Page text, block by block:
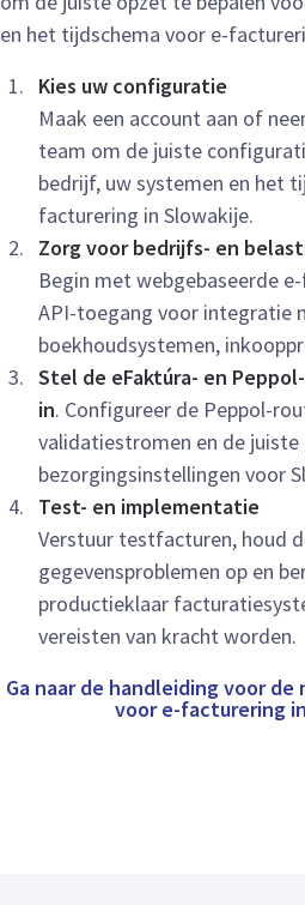
en het tijdschema voor e-
Kies uw configuratie
Maak een account aan of
team om de juiste
bedrijf, uw systemen en het
facturering in Slowakije.
Zorg voor bedrijfs- en
Begin met webgebaseerde
API-toegang voor integratie
boekhoudsystemen,
Stel de eFaktúra- en
in. Configureer de Peppol-
validatiestromen en de
bezorgingsinstellingen voor
Test- en implementatie
Verstuur testfacturen, houd
gegevensproblemen op en
productieklaar
vereisten van kracht worden.
Ga naar de handleiding voor
voor e-facturering